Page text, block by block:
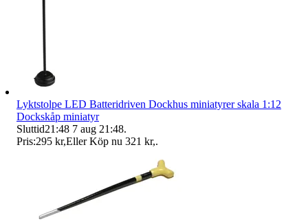
Lyktstolpe LED Batteridriven Dockhus miniatyrer skala 1:12
Dockskåp miniatyr
Sluttid21:48 7 aug 21:48.
Pris:295 kr,Eller Köp nu 321 kr,.